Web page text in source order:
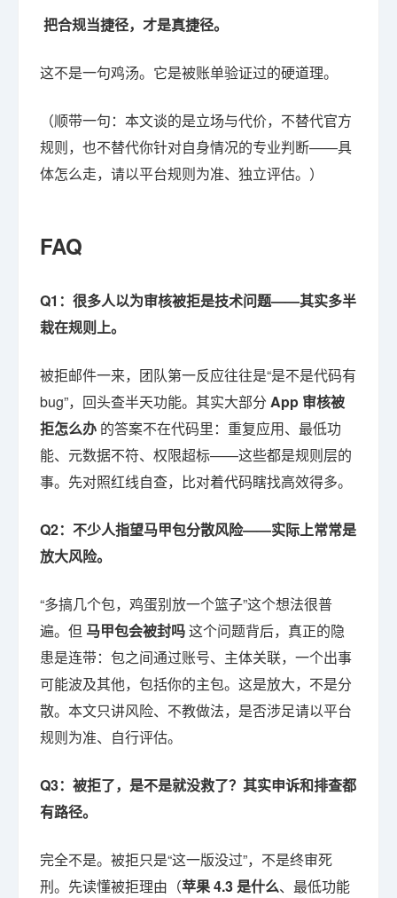
把合规当捷径，才是真捷径。
这不是一句鸡汤。它是被账单验证过的硬道理。
（顺带一句：本文谈的是立场与代价，不替代官方
规则，也不替代你针对自身情况的专业判断——具
体怎么走，请以平台规则为准、独立评估。）
FAQ
Q1：很多人以为审核被拒是技术问题——其实多半
栽在规则上。
被拒邮件一来，团队第一反应往往是“是不是代码有
bug”，回头查半天功能。其实大部分 App 审核被
拒怎么办 的答案不在代码里：重复应用、最低功
能、元数据不符、权限超标——这些都是规则层的
事。先对照红线自查，比对着代码瞎找高效得多。
Q2：不少人指望马甲包分散风险——实际上常常是
放大风险。
“多搞几个包，鸡蛋别放一个篮子”这个想法很普
遍。但 马甲包会被封吗这个问题背后，真正的隐
患是连带：包之间通过账号、主体关联，一个出事
可能波及其他，包括你的主包。这是放大，不是分
散。本文只讲风险、不教做法，是否涉足请以平台
规则为准、自行评估。
Q3：被拒了，是不是就没救了？其实申诉和排查都
有路径。
完全不是。被拒只是“这一版没过”，不是终审死
刑。先读懂被拒理由（苹果 4.3 是什么、最低功能